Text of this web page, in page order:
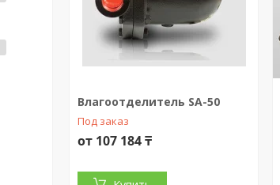
Влагоотделитель SA-50
Под заказ
от 107 184 ₸